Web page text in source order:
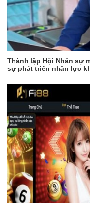
Thành lập Hội Nhân sự
sự phát triển nhân lực